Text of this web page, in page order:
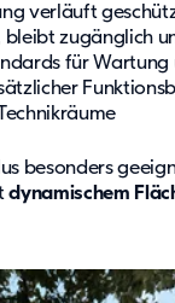
verläuft
bleibt zugänglich
für Wartung
besonders
dynamischem